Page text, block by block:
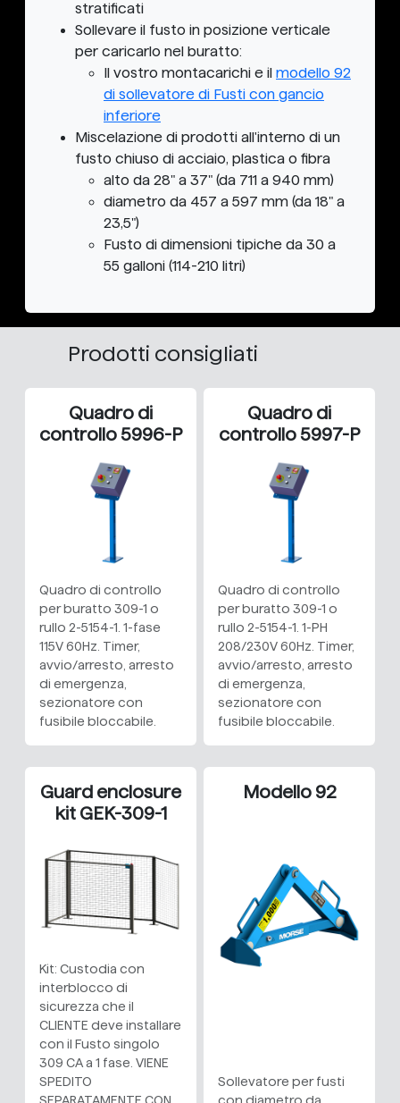
stratificati
Sollevare il fusto in posizione verticale
per caricarlo nel buratto:
Il vostro montacarichi e il modello 92
di sollevatore di Fusti con gancio
inferiore
Miscelazione di prodotti all'interno di un
fusto chiuso di acciaio, plastica o fibra
alto da 28" a 37" (da 711 a 940 mm)
diametro da 457 a 597 mm (da 18" a
23,5")
Fusto di dimensioni tipiche da 30 a
55 galloni (114-210 litri)
Prodotti consigliati
Quadro di
controllo 5996-P
Quadro di controllo
per buratto 309-1 o
rullo 2-5154-1. 1-fase
115V 60Hz. Timer,
avvio/arresto, arresto
di emergenza,
sezionatore con
fusibile bloccabile.
Quadro di
controllo 5997-P
Quadro di controllo
per buratto 309-1 o
rullo 2-5154-1. 1-PH
208/230V 60Hz. Timer,
avvio/arresto, arresto
di emergenza,
sezionatore con
fusibile bloccabile.
Guard enclosure
kit GEK-309-1
Kit: Custodia con
interblocco di
sicurezza che il
CLIENTE deve installare
con il Fusto singolo
309 CA a 1 fase. VIENE
SPEDITO
Modello 92
Sollevatore per fusti